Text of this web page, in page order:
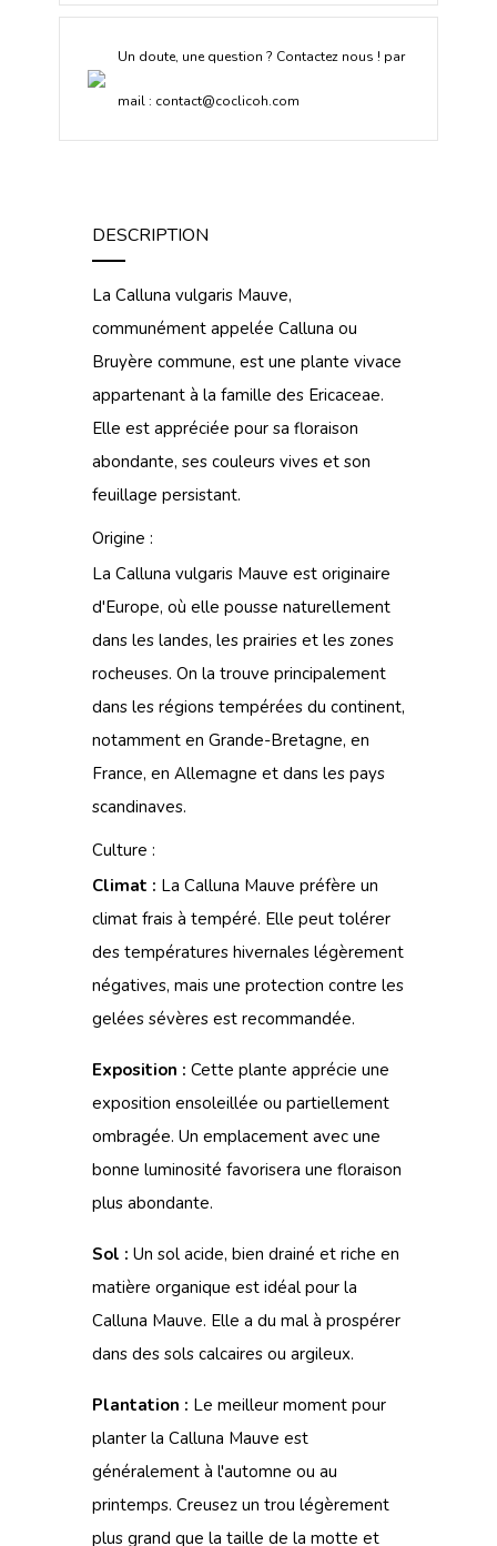
Un doute, une question ? Contactez nous ! par
mail : contact@coclicoh.com
DESCRIPTION
La Calluna vulgaris Mauve,
communément appelée Calluna ou
Bruyère commune, est une plante vivace
appartenant à la famille des Ericaceae.
Elle est appréciée pour sa floraison
abondante, ses couleurs vives et son
feuillage persistant.
Origine :
La Calluna vulgaris Mauve est originaire
d'Europe, où elle pousse naturellement
dans les landes, les prairies et les zones
rocheuses. On la trouve principalement
dans les régions tempérées du continent,
notamment en Grande-Bretagne, en
France, en Allemagne et dans les pays
scandinaves.
Culture :
Climat : La Calluna Mauve préfère un
climat frais à tempéré. Elle peut tolérer
des températures hivernales légèrement
négatives, mais une protection contre les
gelées sévères est recommandée.
Exposition : Cette plante apprécie une
exposition ensoleillée ou partiellement
ombragée. Un emplacement avec une
bonne luminosité favorisera une floraison
plus abondante.
Sol : Un sol acide, bien drainé et riche en
matière organique est idéal pour la
Calluna Mauve. Elle a du mal à prospérer
dans des sols calcaires ou argileux.
Plantation : Le meilleur moment pour
planter la Calluna Mauve est
généralement à l'automne ou au
printemps. Creusez un trou légèrement
plus grand que la taille de la motte et